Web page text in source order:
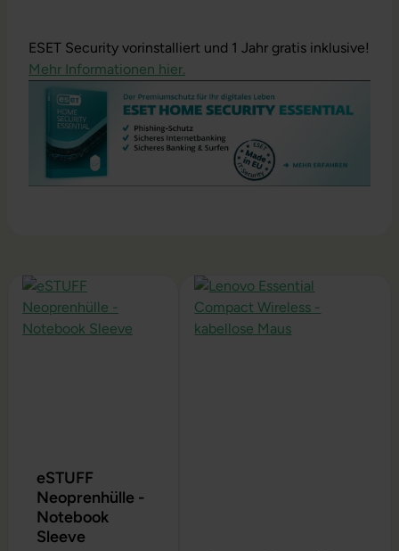
ESET Security vorinstalliert und 1 Jahr gratis inklusive!
Mehr Informationen hier.
Produktgalerie überspringen
eSTUFF
Neoprenhülle -
Notebook
Sleeve